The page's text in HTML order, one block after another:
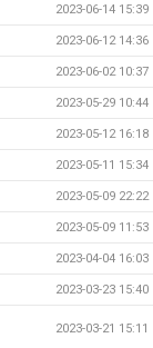
2023-06-14 15:39
2023-06-12 14:36
2023-06-02 10:37
2023-05-29 10:44
2023-05-12 16:18
2023-05-11 15:34
2023-05-09 22:22
2023-05-09 11:53
2023-04-04 16:03
2023-03-23 15:40
2023-03-21 15:11